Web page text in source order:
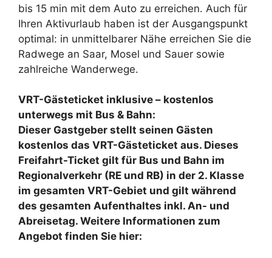
bis 15 min mit dem Auto zu erreichen. Auch für
Ihren Aktivurlaub haben ist der Ausgangspunkt
optimal: in unmittelbarer Nähe erreichen Sie die
Radwege an Saar, Mosel und Sauer sowie
zahlreiche Wanderwege.
VRT-Gästeticket inklusive – kostenlos
unterwegs mit Bus & Bahn:
Dieser Gastgeber stellt seinen Gästen
kostenlos das VRT-Gästeticket aus. Dieses
Freifahrt-Ticket gilt für Bus und Bahn im
Regionalverkehr (RE und RB) in der 2. Klasse
im gesamten VRT-Gebiet und gilt während
des gesamten Aufenthaltes inkl. An- und
Abreisetag. Weitere Informationen zum
Angebot finden Sie hier: